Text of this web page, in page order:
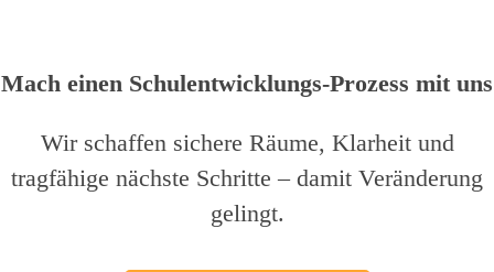
Mach einen Schulentwicklungs-Prozess mit uns
Wir schaffen sichere Räume, Klarheit und
tragfähige nächste Schritte – damit Veränderung
gelingt.